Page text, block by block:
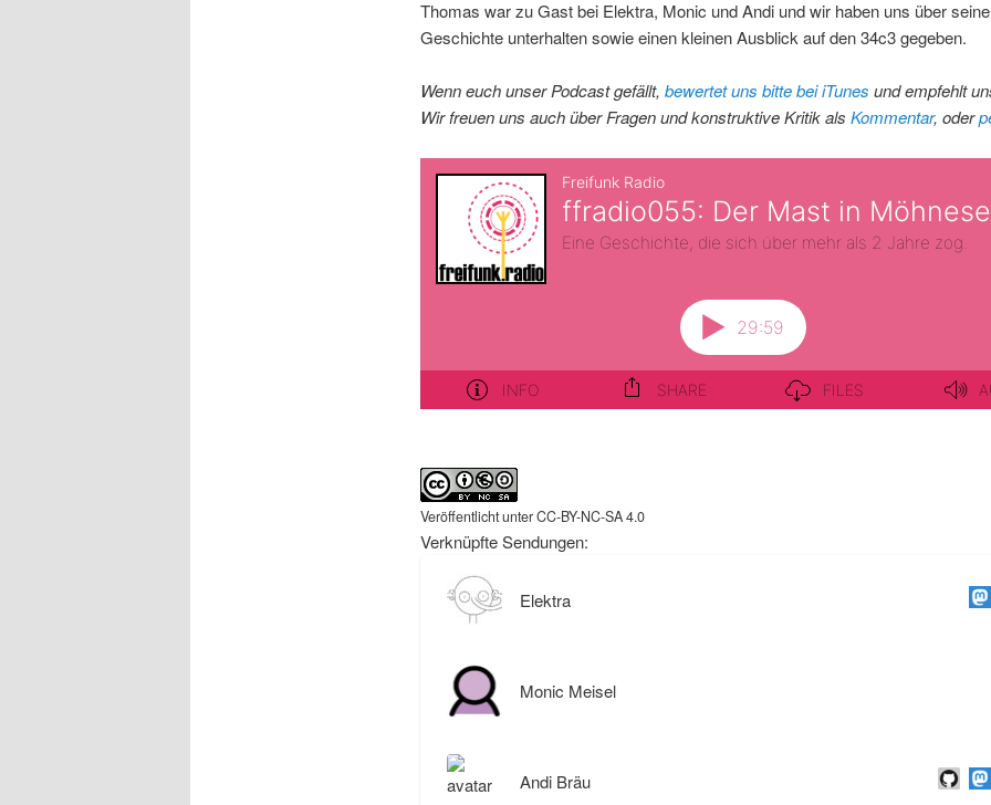
Thomas war zu Gast bei Elektra, Monic und Andi und wir haben uns über seine
Geschichte unterhalten sowie einen kleinen Ausblick auf den 34c3 gegeben.
Wenn euch unser Podcast gefällt, bewertet uns bitte bei iTunes und empfehlt
Wir freuen uns auch über Fragen und konstruktive Kritik als Kommentar, oder
Veröffentlicht unter CC-BY-NC-SA 4.0
Verknüpfte Sendungen:
Elektra
Monic Meisel
Andi Bräu